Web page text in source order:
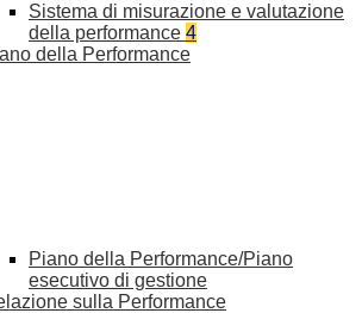
Sistema di misurazione e valutazione
della performance 4
della Performance
Piano della Performance/Piano
esecutivo di gestione
sulla Performance